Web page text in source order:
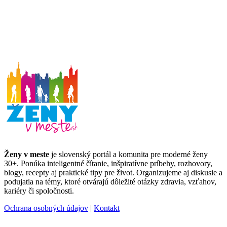
Ženy v meste je slovenský portál a komunita pre moderné ženy
30+. Ponúka inteligentné čítanie, inšpiratívne príbehy, rozhovory,
blogy, recepty aj praktické tipy pre život. Organizujeme aj diskusie a
podujatia na témy, ktoré otvárajú dôležité otázky zdravia, vzťahov,
kariéry či spoločnosti.
Ochrana osobných údajov | Kontakt